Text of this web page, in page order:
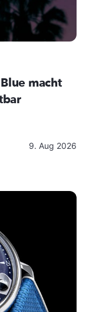
macht
9. Aug 2026